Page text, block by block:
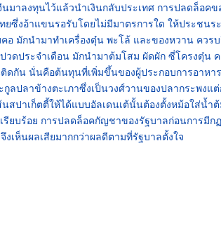
นมาลงทุนไว้แล้วนำเงินกลับประเทศ การปลดล็อค
ยซึ่งอ้าแขนรอรับโดยไม่มีมาตรการใด ให้ประชน
อ มักนำมาทำเครื่องตุ๋น พะโล้ และของหวาน คว
วดประจำเดือน มักนำมาต้มโสม ผัดผัก ซี่โครงตุ๋น
ติดกัน นั่นคือต้นทุนที่เพิ่มขึ้นของผู้ประกอบการอาห
กูลปลาข้างตะเภาซึ่งเป็นวงศ์วานของปลากระพง
นสปาเก็ตตี้ให้ได้แบบอัลเดนเต้นั้นต้องตั้งหม้อใส่น้
เรียบร้อย การปลดล็อคกัญชาของรัฐบาลก่อนการมี
งเห็นผลเสียมากกว่าผลดีตามที่รัฐบาลตั้งใจ